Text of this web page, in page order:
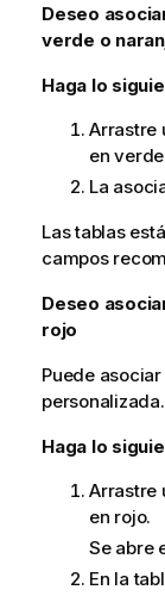
Deseo
verde o
Haga lo
Arrastre
en
La
Las tablas
campos
Deseo
rojo
Puede
personalizada.
Haga lo
Arrastre
en rojo.
Se abre
En la